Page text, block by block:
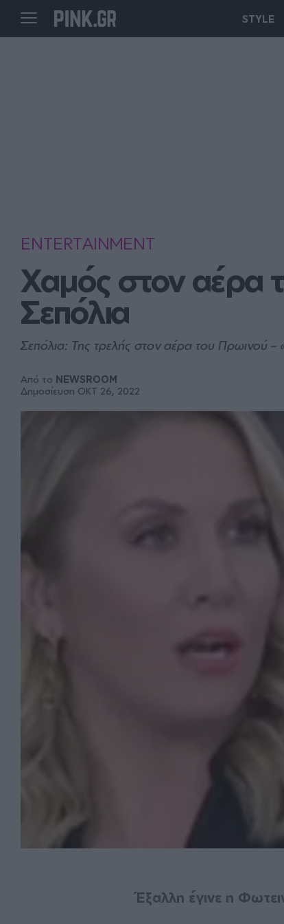
STYLE
ENTERTAINMENT
Χαμός στον αέρα
Σεπόλια
Σεπόλια: Της τρελής στον αέρα του Πρωινού –
Από το NEWSROOM
Δημοσίευση ΟΚΤ 26, 2022
Έξαλλη έγινε η